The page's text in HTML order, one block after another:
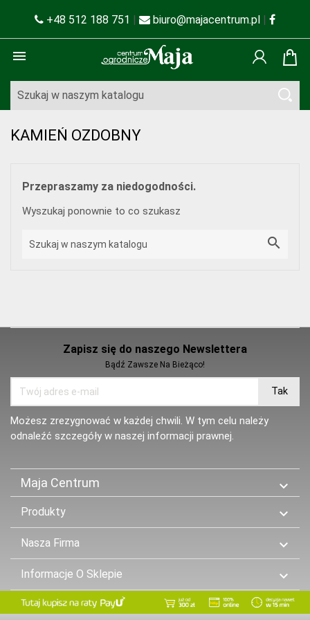
+48 512 188 751 | biuro@majacentrum.pl |

KAMIEŃ OZDOBNY
Przepraszamy za niedogodności.
Wyszukaj ponownie to co szukasz

Zapisz się do naszego Newslettera
Bądź Zawsze Na Bieżąco!
Możesz zrezygnować w każdej chwili. W tym celu należy
odnaleźć szczegóły w naszej informacji prawnej.
Maja Centrum 
Produkty 
Nasza Firma 
Informacje O Sklepie 